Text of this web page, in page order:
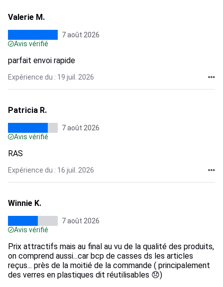
Valerie M.
7 août 2026
Avis vérifié
parfait envoi rapide
Expérience du : 19 juil. 2026
Patricia R.
7 août 2026
Avis vérifié
RAS
Expérience du : 16 juil. 2026
Winnie K.
7 août 2026
Avis vérifié
Prix attractifs mais au final au vu de la qualité des produits,
on comprend aussi...car bcp de casses ds les articles
reçus... près de la moitié de la commande ( principalement
des verres en plastiques dit réutilisables 😞)